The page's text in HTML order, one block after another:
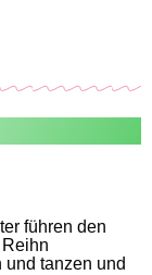
führen den
und tanzen und